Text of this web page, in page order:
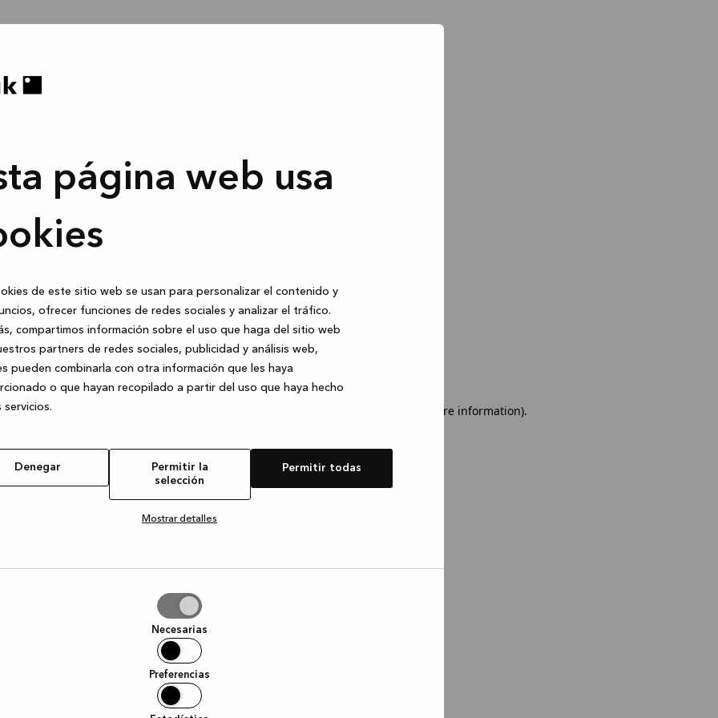
página web usa
de este sitio web se usan para personalizar el contenido y
ofrecer funciones de redes sociales y analizar el tráfico.
compartimos información sobre el uso que haga del sitio web
partners de redes sociales, publicidad y análisis web,
pueden combinarla con otra información que les haya
o que hayan recopilado a partir del uso que haya hecho
servicios.
Denegar
Permitir la
selección
Permitir todas
Mostrar detalles
Necesarias
Preferencias
has occurred (see the browser console for more information).